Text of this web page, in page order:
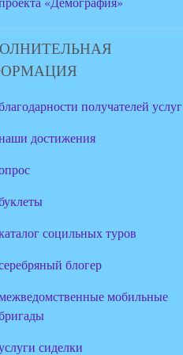
получателей услуг
достижения
социльных туров
блогер
мобильные
сиделки